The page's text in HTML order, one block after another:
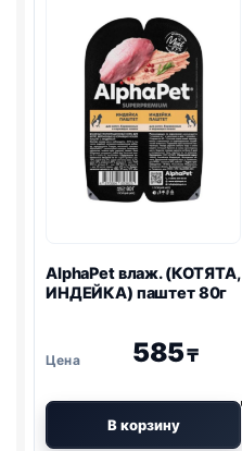
AlphaPet влаж. (КОТЯТА,
ИНДЕЙКА) паштет 80г
585₸
В корзину